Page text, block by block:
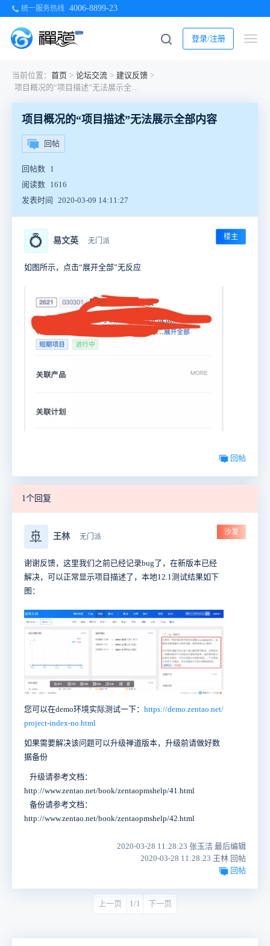
统一服务热线 4006-8899-23
登录/注册
当前位置： 首页 > 论坛交流 > 建议反馈 >
项目概况的“项目描述”无法展示全部内容
项目概况的“项目描述”无法展示全部内容
回帖
回帖数 1
阅读数 1616
发表时间
2020-03-09 14:11:27
💍 易文英 无门派 楼主
如图所示，点击“展开全部”无反应
回帖
1个回复
🚢 王林 无门派
沙发
谢谢反馈，这里我们之前已经记录bug了，在新版本已经
解决，可以正常显示项目描述了，本地12.1测试结果如下
图：
您可以在demo环境实际测试一下： https://demo.zentao.net/
project-index-no.html
如果需要解决该问题可以升级禅道版本，升级前请做好数
据备份
升级请参考文档：
http://www.zentao.net/book/zentaopmshelp/41.html
备份请参考文档：
http://www.zentao.net/book/zentaopmshelp/42.html
2020-03-28 11:28:23 张玉洁 最后编辑
2020-03-28 11:28:23 王林 回帖
回帖
上一页 1/1 下一页